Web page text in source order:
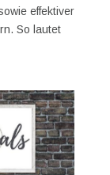
effektiver
So lautet